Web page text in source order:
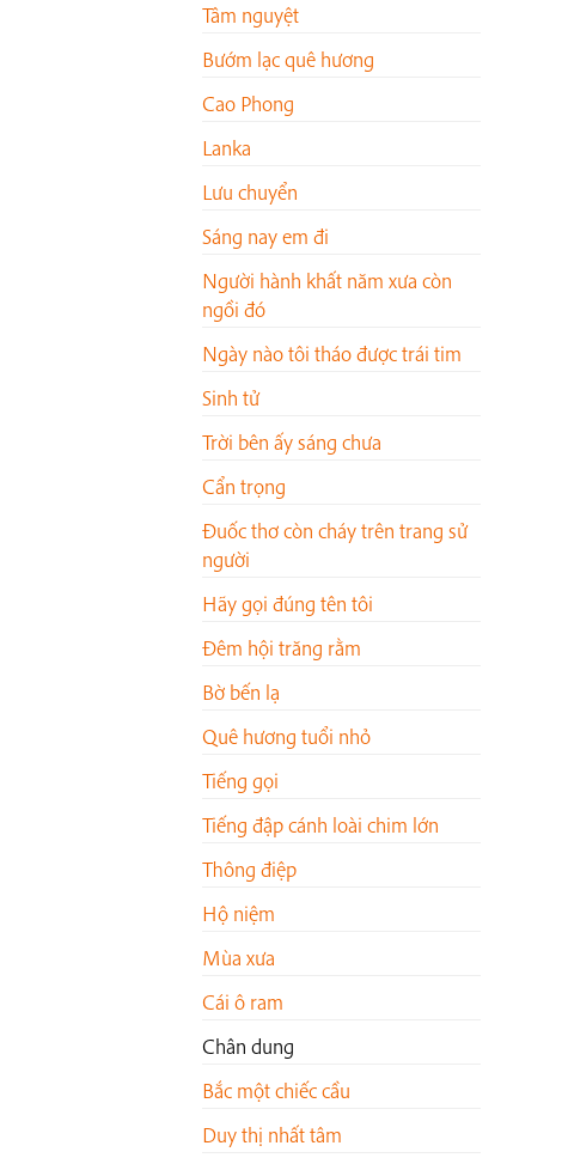
Tâm nguyệt
Bướm lạc quê hương
Cao Phong
Lanka
Lưu chuyển
Sáng nay em đi
Người hành khất năm xưa còn
ngồi đó
Ngày nào tôi tháo được trái tim
Sinh tử
Trời bên ấy sáng chưa
Cẩn trọng
Đuốc thơ còn cháy trên trang sử
người
Hãy gọi đúng tên tôi
Đêm hội trăng rằm
Bờ bến lạ
Quê hương tuổi nhỏ
Tiếng gọi
Tiếng đập cánh loài chim lớn
Thông điệp
Hộ niệm
Mùa xưa
Cái ô ram
Chân dung
Bắc một chiếc cầu
Duy thị nhất tâm